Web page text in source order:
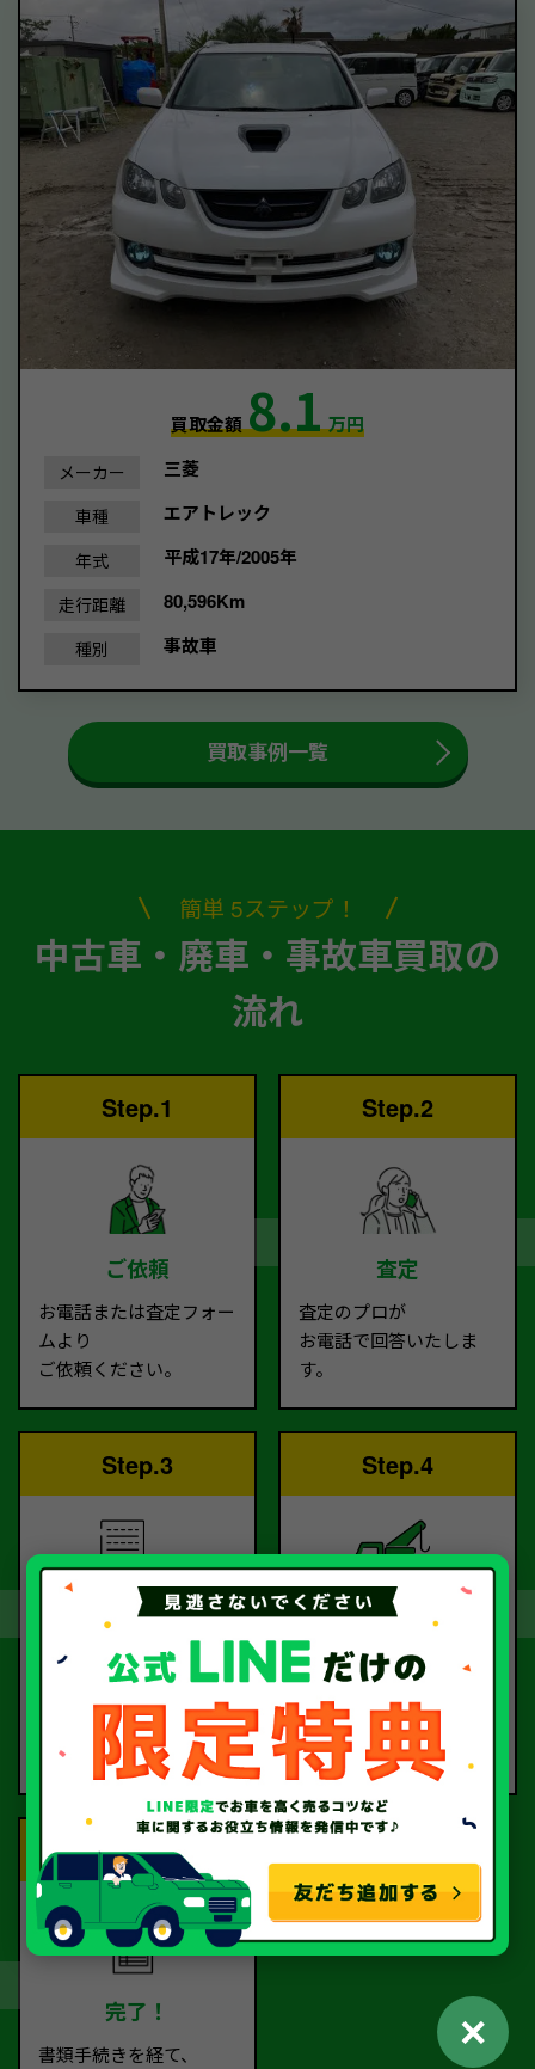
買取金額8.1万円
メーカー 三菱
車種 エアトレック
年式 平成17年/2005年
走行距離 80,596Km
種別 事故車
買取事例一覧
簡単 5ステップ！
中古車・廃車・事故車買取の
流れ
Step.1
ご依頼
お電話または査定フォー
ムより
ご依頼ください。
Step.2
査定
査定のプロが
お電話で回答いたしま
す。
Step.3
契約
査定額に
ご納得いただけました
契約となります。
Step.4
お引取り
お客様に
ご指定いただいた場所ま
で
お車の引取に伺います。
Step.5
完了！
書類手続きを経て、
✕